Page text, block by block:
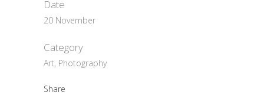
Date
20 November
Category
Art, Photography
Share